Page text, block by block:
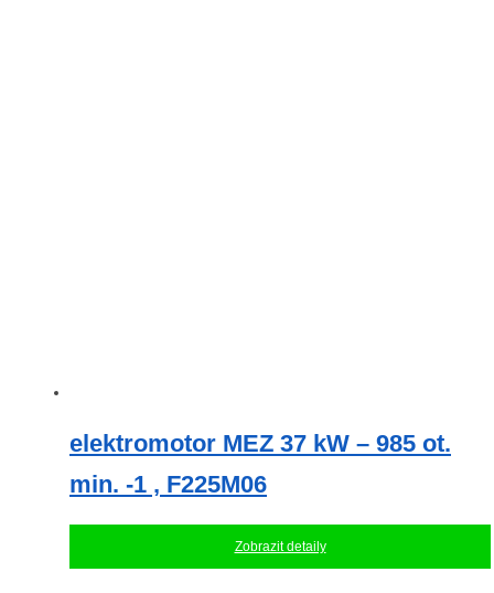
elektromotor MEZ 37 kW – 985 ot.
min. -1 , F225M06
Zobrazit detaily